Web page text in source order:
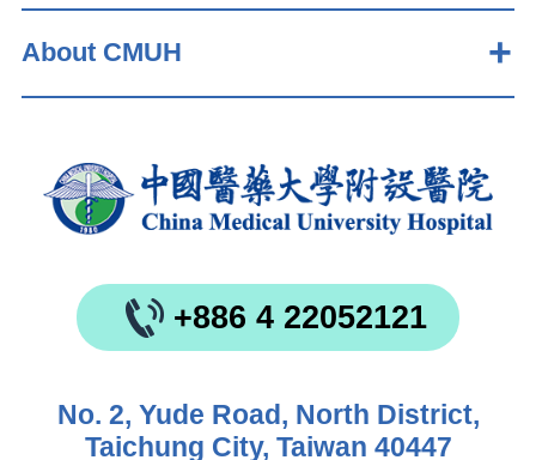
About CMUH
+886 4 22052121
No. 2, Yude Road, North District,
Taichung City, Taiwan 40447